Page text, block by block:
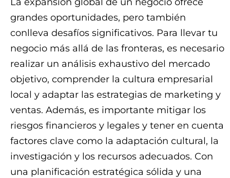
grandes oportunidades, pero también
conlleva desafíos significativos. Para llevar tu
negocio más allá de las fronteras, es necesario
realizar un análisis exhaustivo del mercado
objetivo, comprender la cultura empresarial
local y adaptar las estrategias de marketing y
ventas. Además, es importante mitigar los
riesgos financieros y legales y tener en cuenta
factores clave como la adaptación cultural, la
investigación y los recursos adecuados. Con
una planificación estratégica sólida y una